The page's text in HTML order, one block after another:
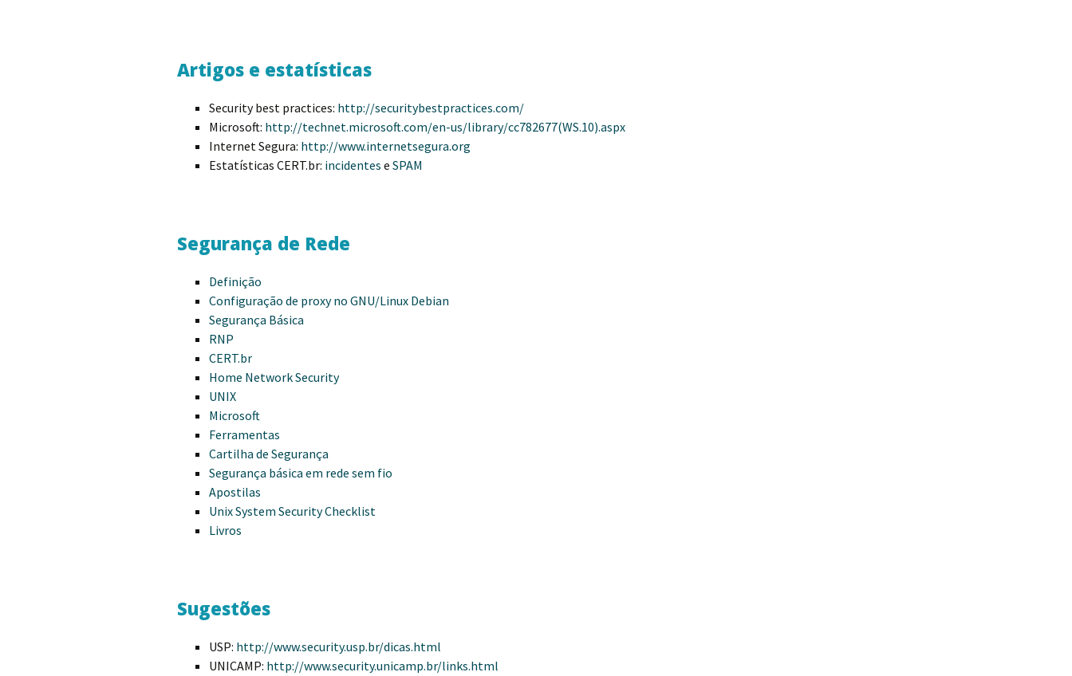
Artigos e estatísticas
Security best practices: http://securitybestpractices.com/
Microsoft: http://technet.microsoft.com/en-us/library/cc782677(WS.10).aspx
Internet Segura: http://www.internetsegura.org
Estatísticas CERT.br: incidentes e SPAM
Segurança de Rede
Definição
Configuração de proxy no GNU/Linux Debian
Segurança Básica
RNP
CERT.br
Home Network Security
UNIX
Microsoft
Ferramentas
Cartilha de Segurança
Segurança básica em rede sem fio
Apostilas
Unix System Security Checklist
Livros
Sugestões
USP: http://www.security.usp.br/dicas.html
UNICAMP: http://www.security.unicamp.br/links.html